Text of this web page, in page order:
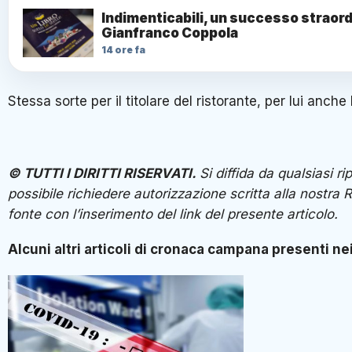
Indimenticabili, un successo
Gianfranco Coppola
14 ore fa
Stessa sorte per il titolare del ristorante, per lui anche
© TUTTI I DIRITTI RISERVATI. Si diffida da qualsiasi
possibile richiedere autorizzazione scritta alla nostra
fonte con l’inserimento del link del presente
Alcuni altri articoli di cronaca campana presenti